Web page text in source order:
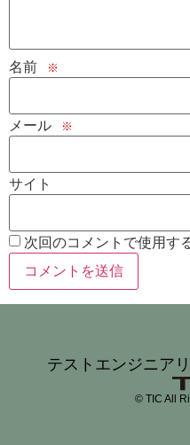
名前 ※
メール ※
サイト
次回のコメントで使用す
テストエンジニア
© TIC All